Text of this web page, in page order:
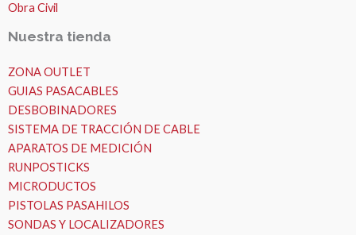
Obra Civil
Nuestra tienda
ZONA OUTLET
GUIAS PASACABLES
DESBOBINADORES
SISTEMA DE TRACCIÓN DE CABLE
APARATOS DE MEDICIÓN
RUNPOSTICKS
MICRODUCTOS
PISTOLAS PASAHILOS
SONDAS Y LOCALIZADORES